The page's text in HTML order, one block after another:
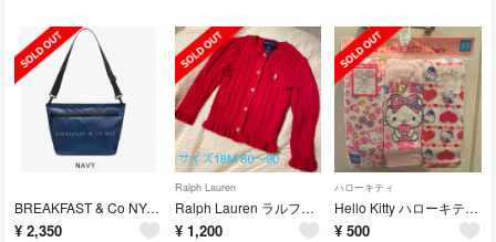
BREAKFAST & Co NYC 防水 ドライショルダーバッグ
¥ 2,350
Ralph Lauren
Ralph Lauren ラルフ ローレン カーディガン 80 赤 レッド
¥ 1,200
ハローキティ
Hello Kitty ハローキティ 95 パンツ ショーツ 3枚セット
¥ 500